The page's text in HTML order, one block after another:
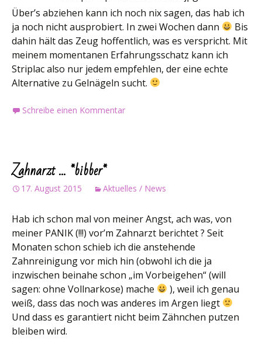
Über’s abziehen kann ich noch nix sagen, das hab ich
ja noch nicht ausprobiert. In zwei Wochen dann
Bis
dahin hält das Zeug hoffentlich, was es verspricht. Mit
meinem momentanen Erfahrungsschatz kann ich
Striplac also nur jedem empfehlen, der eine echte
Alternative zu Gelnägeln sucht.
Schreibe einen Kommentar
Zahnarzt … *bibber*
17. August 2015 Aktuelles / News
Hab ich schon mal von meiner Angst, ach was, von
meiner PANIK (!!!) vor’m Zahnarzt berichtet ? Seit
Monaten schon schieb ich die anstehende
Zahnreinigung vor mich hin (obwohl ich die ja
inzwischen beinahe schon „im Vorbeigehen“ (will
sagen: ohne Vollnarkose) mache
), weil ich genau
weiß, dass das noch was anderes im Argen liegt
Und dass es garantiert nicht beim Zähnchen putzen
bleiben wird.